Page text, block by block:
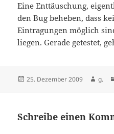
Eine Enttäuschung,
den Bug beheben, dass
Eintragungen möglich
liegen. Gerade getestet,
Veröffentlicht
25. Dezember 2009 Autor
g.
Schreibe einen